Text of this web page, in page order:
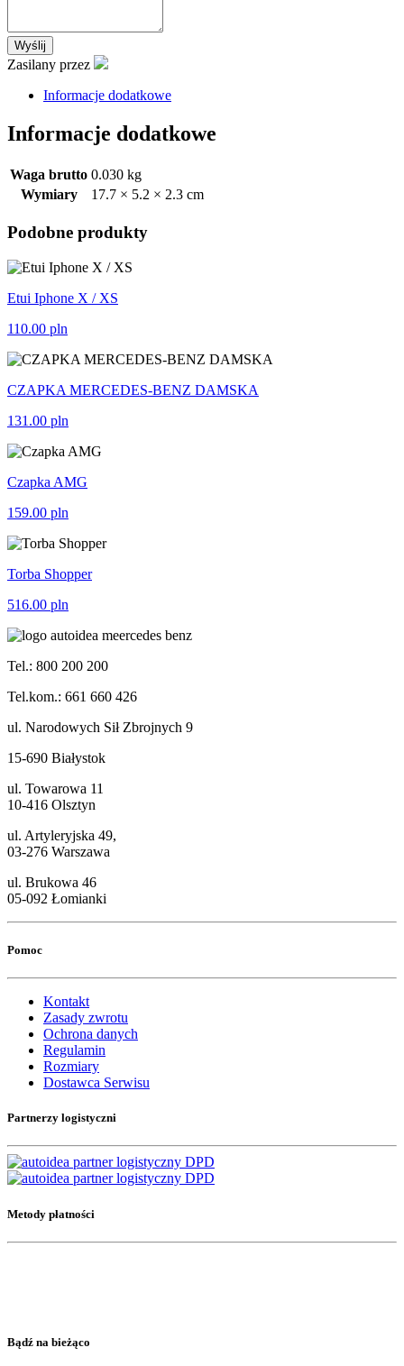
Wyślij
Zasilany przez
Informacje dodatkowe
Informacje dodatkowe
Waga brutto 0.030 kg
Wymiary
17.7 × 5.2 × 2.3 cm
Podobne produkty
Etui Iphone X / XS
110.00 pln
CZAPKA MERCEDES-BENZ DAMSKA
131.00 pln
Czapka AMG
159.00 pln
Torba Shopper
516.00 pln
Tel.: 800 200 200
Tel.kom.: 661 660 426
ul. Narodowych Sił Zbrojnych 9
15-690 Białystok
ul. Towarowa 11
10-416 Olsztyn
ul. Artyleryjska 49,
03-276 Warszawa
ul. Brukowa 46
05-092 Łomianki
Pomoc
Kontakt
Zasady zwrotu
Ochrona danych
Regulamin
Rozmiary
Dostawca Serwisu
Partnerzy logistyczni
Metody płatności
Bądź na bieżąco